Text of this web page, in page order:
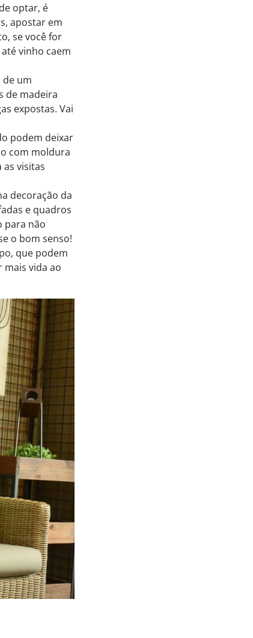
optar, é
apostar em
se você for
vinho caem
um
de madeira
expostas. Vai
podem deixar
com moldura
visitas
decoração da
e quadros
para não
o bom senso!
que podem
mais vida ao